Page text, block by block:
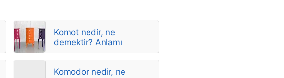
Komot nedir, ne
demektir? Anlamı
Komodor nedir, ne